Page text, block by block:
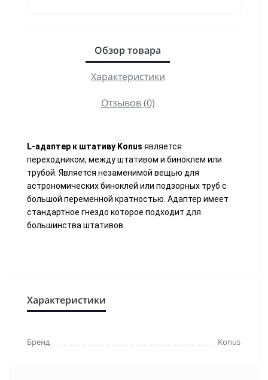
Обзор товара
Характеристики
Отзывов (0)
L-адаптер к штативу Konus является
переходником, между штативом и биноклем или
трубой. Является незаменимой вещью для
астрономических биноклей или подзорных труб с
большой переменной кратностью. Адаптер имеет
стандартное гнездо которое подходит для
большинства штативов.
Характеристики
Бренд Konus